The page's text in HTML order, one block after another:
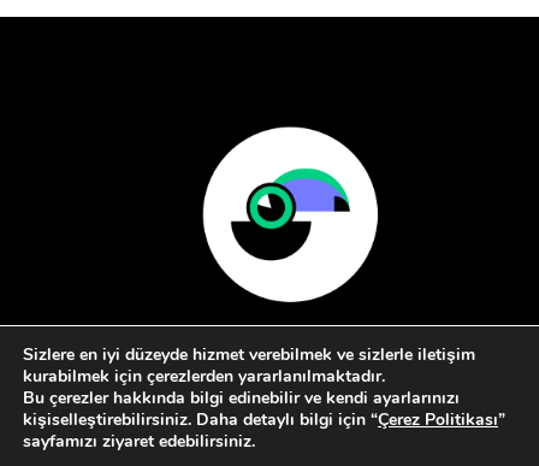
Hakkımızda Kullanım Koşulları
Sizlere en iyi düzeyde hizmet verebilmek ve sizlerle iletişim
kurabilmek için çerezlerden yararlanılmaktadır.
Bu çerezler hakkında bilgi edinebilir ve kendi ayarlarınızı
kişiselleştirebilirsiniz. Daha detaylı bilgi için “Çerez Politikası”
sayfamızı ziyaret edebilirsiniz.